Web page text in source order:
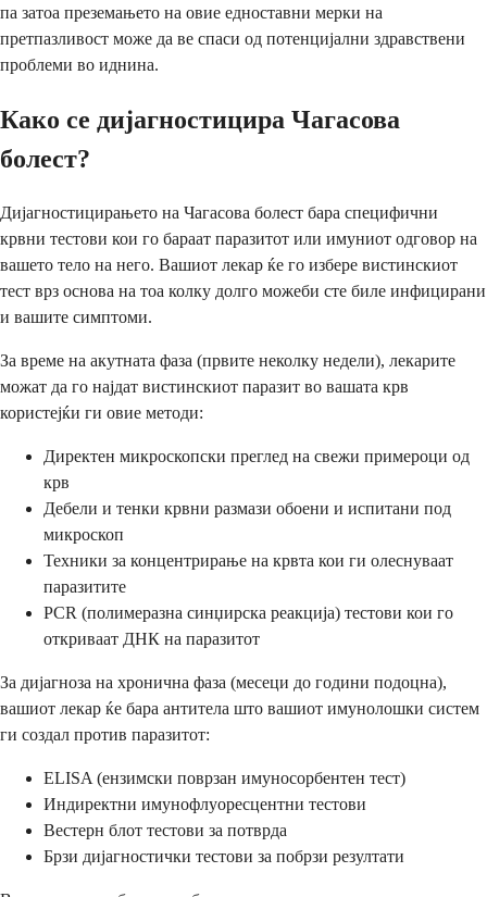
па затоа преземањето на овие едноставни мерки на
претпазливост може да ве спаси од потенцијални здравствени
проблеми во иднина.
Како се дијагностицира Чагасова
болест?
Дијагностицирањето на Чагасова болест бара специфични
крвни тестови кои го бараат паразитот или имуниот одговор на
вашето тело на него. Вашиот лекар ќе го избере вистинскиот
тест врз основа на тоа колку долго можеби сте биле инфицирани
и вашите симптоми.
За време на акутната фаза (првите неколку недели), лекарите
можат да го најдат вистинскиот паразит во вашата крв
користејќи ги овие методи:
Директен микроскопски преглед на свежи примероци од
крв
Дебели и тенки крвни размази обоени и испитани под
микроскоп
Техники за концентрирање на крвта кои ги олеснуваат
паразитите
PCR (полимеразна синџирска реакција) тестови кои го
откриваат ДНК на паразитот
За дијагноза на хронична фаза (месеци до години подоцна),
вашиот лекар ќе бара антитела што вашиот имунолошки систем
ги создал против паразитот:
ELISA (ензимски поврзан имуносорбентен тест)
Индиректни имунофлуоресцентни тестови
Вестерн блот тестови за потврда
Брзи дијагностички тестови за побрзи резултати